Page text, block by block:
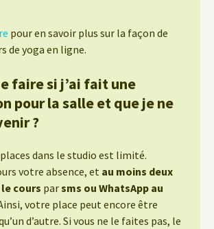
pour en savoir plus sur la façon de
de yoga en ligne.
faire si j’ai fait une
pour la salle et que je ne
?
dans le studio est limité.
votre absence, et au moins deux
cours parsms ou WhatsApp au
votre place peut encore être
d’autre. Si vous ne le faites pas, le